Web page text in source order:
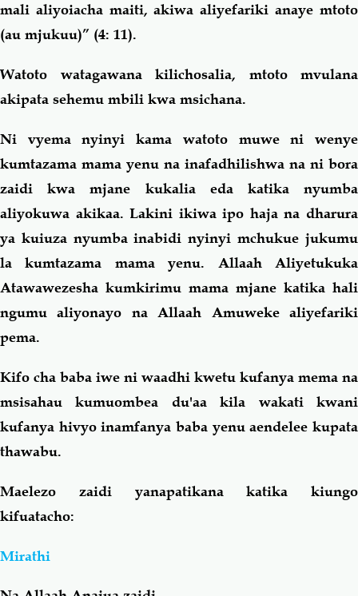
mali aliyoiacha maiti, akiwa aliyefariki anaye mtoto
(au mjukuu)” (4: 11).
Watoto watagawana kilichosalia, mtoto mvulana
akipata sehemu mbili kwa msichana.
Ni vyema nyinyi kama watoto muwe ni wenye
kumtazama mama yenu na inafadhilishwa na ni bora
zaidi kwa mjane kukalia eda katika nyumba
aliyokuwa akikaa. Lakini ikiwa ipo haja na dharura
ya kuiuza nyumba inabidi nyinyi mchukue jukumu
la kumtazama mama yenu. Allaah Aliyetukuka
Atawawezesha kumkirimu mama mjane katika hali
ngumu aliyonayo na Allaah Amuweke aliyefariki
pema.
Kifo cha baba iwe ni waadhi kwetu kufanya mema na
msisahau kumuombea du'aa kila wakati kwani
kufanya hivyo inamfanya baba yenu aendelee kupata
thawabu.
Maelezo zaidi yanapatikana katika kiungo
kifuatacho:
Mirathi